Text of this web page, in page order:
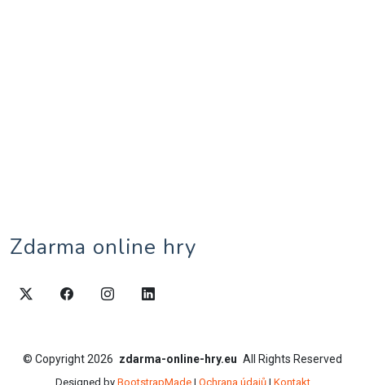
Zdarma online hry
© Copyright2026 zdarma-online-hry.eu All Rights Reserved
Designed by BootstrapMade| Ochrana údajů| Kontakt